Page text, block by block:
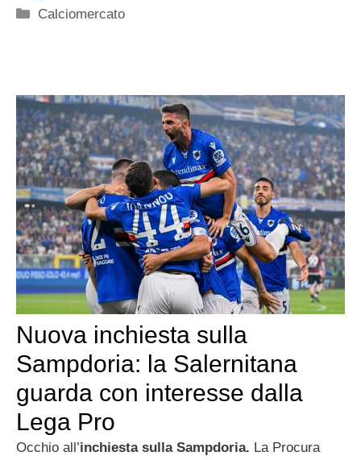
Categorie
Calciomercato
Nuova inchiesta sulla
Sampdoria: la Salernitana
guarda con interesse dalla
Lega Pro
Occhio all’inchiesta sulla Sampdoria. La Procura